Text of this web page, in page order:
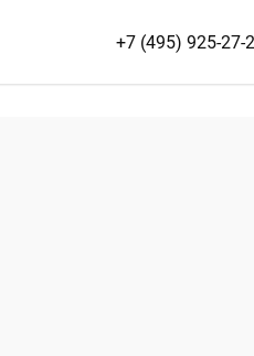
+7 (495) 925-27-